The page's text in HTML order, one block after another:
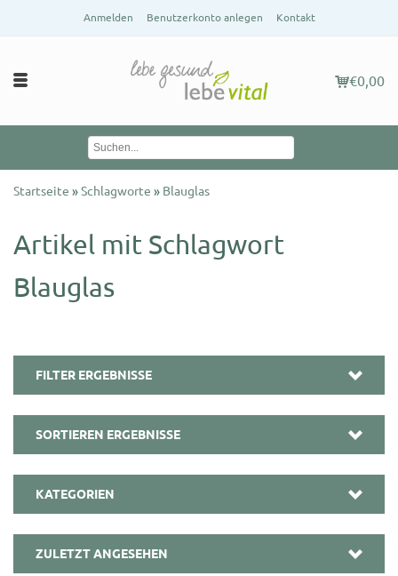
Anmelden Benutzerkonto anlegen Kontakt
€0,00
Startseite »Schlagworte » Blauglas
Artikel mit Schlagwort
Blauglas
FILTER ERGEBNISSE
SORTIEREN ERGEBNISSE
KATEGORIEN
ZULETZT ANGESEHEN